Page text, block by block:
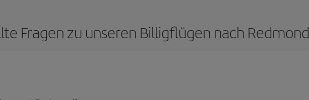
Fragen zu unseren Billigflügen nach Redmond